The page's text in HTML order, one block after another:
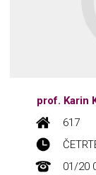
prof. Karin
617
01/20